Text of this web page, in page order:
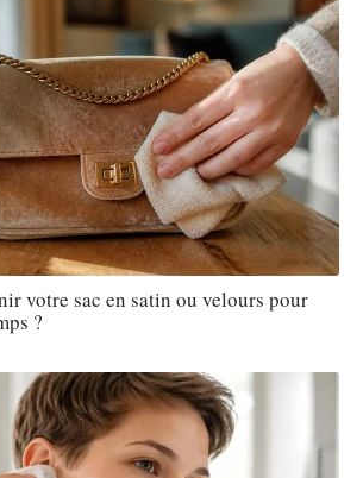
votre sac en satin ou velours pour
?